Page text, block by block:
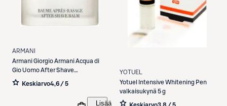
ARMANI
ArmaniGiorgio Armani Acqua di
Gio Uomo After Shave
partabalsami 100 ml
Keskiarvo4,6 / 5
Lisää
YOTUEL
Yotuel
Intensive Whitening Pen
valkaisukynä 5 g